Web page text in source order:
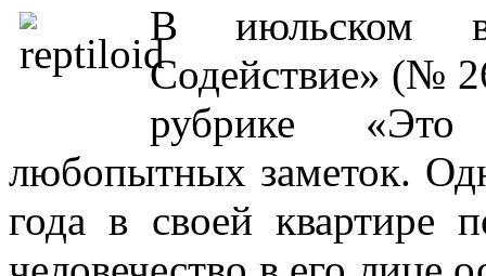
В июльском
Содействие» (№
рубрике
любопытных заметок.
года в своей квартире